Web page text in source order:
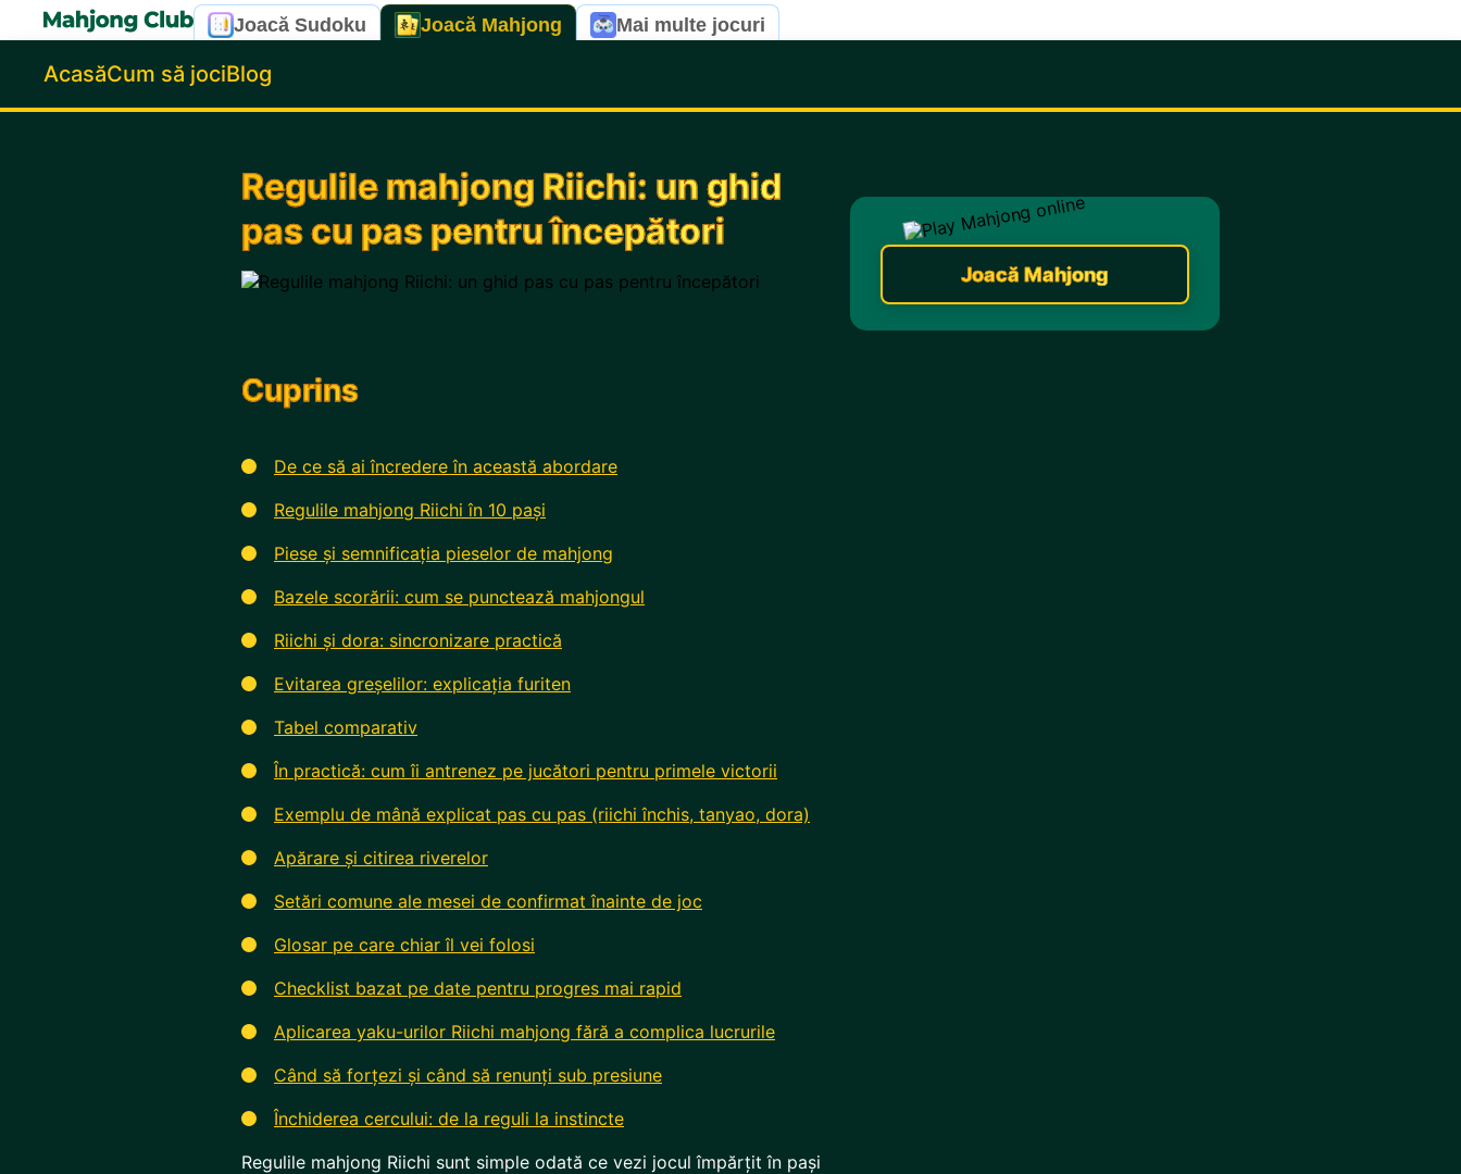
Joacă Sudoku Joacă Mahjong Mai multe jocuri
AcasăCum să jociBlog
Regulile mahjong Riichi: un ghid
pas cu pas pentru începători
Cuprins
De ce să ai încredere în această abordare
Regulile mahjong Riichi în 10 pași
Piese și semnificația pieselor de mahjong
Bazele scorării: cum se punctează mahjongul
Riichi și dora: sincronizare practică
Evitarea greșelilor: explicația furiten
Tabel comparativ
În practică: cum îi antrenez pe jucători pentru primele victorii
Exemplu de mână explicat pas cu pas (riichi închis, tanyao, dora)
Apărare și citirea riverelor
Setări comune ale mesei de confirmat înainte de joc
Glosar pe care chiar îl vei folosi
Checklist bazat pe date pentru progres mai rapid
Aplicarea yaku-urilor Riichi mahjong fără a complica lucrurile
Când să forțezi și când să renunți sub presiune
Închiderea cercului: de la reguli la instincte
Regulile mahjong Riichi sunt simple odată ce vezi jocul împărțit în pași
Joacă Mahjong